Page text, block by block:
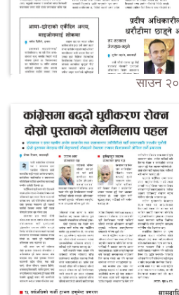
साउन २०